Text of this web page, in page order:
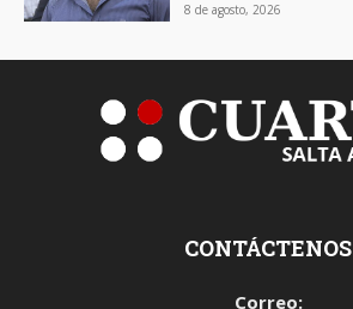
8 de agosto, 2026
CONTÁCTENOS
Correo: